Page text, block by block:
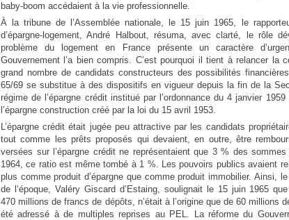
baby-boom accédaient à la vie professionnelle.
À la tribune de l’Assemblée nationale, le 15 juin 1965, le
d’épargne-logement, André Halbout, résuma, avec clarté, le rôle
problème du logement en France présente un caractère
Gouvernement l’a bien compris. C’est pourquoi il tient à relancer la
grand nombre de candidats constructeurs des possibilités
65/69 se substitue à des dispositifs en vigueur depuis la fin de la
régime de l’épargne crédit institué par l’ordonnance du 4 janvier
l’épargne construction créé par la loi du 15 avril 1953.
L’épargne crédit était jugée peu attractive par les candidats
tout comme les prêts proposés qui devaient, en outre, être
versées sur l’épargne crédit ne représentaient que 3 % des
1964, ce ratio est même tombé à 1 %. Les pouvoirs publics avaient
plus comme produit d’épargne que comme produit immobilier. Ainsi,
de l’époque, Valéry Giscard d’Estaing, soulignait le 15 juin 1965
470 millions de francs de dépôts, n’était à l’origine que de 60 millions
été adressé à de multiples reprises au PEL. La réforme du